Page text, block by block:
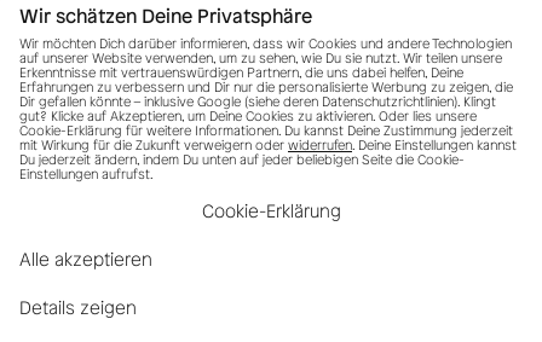
Wir schätzen Deine Privatsphäre
Wir möchten Dich darüber informieren, dass wir Cookies und andere Technologien
auf unserer Website verwenden, um zu sehen, wie Du sie nutzt. Wir teilen unsere
Erkenntnisse mit vertrauenswürdigen Partnern, die uns dabei helfen, Deine
Erfahrungen zu verbessern und Dir nur die personalisierte Werbung zu zeigen, die
Dir gefallen könnte – inklusive Google (siehe deren Datenschutzrichtlinien). Klingt
gut? Klicke auf Akzeptieren, um Deine Cookies zu aktivieren. Oder lies unsere
Cookie-Erklärung für weitere Informationen. Du kannst Deine Zustimmung jederzeit
mit Wirkung für die Zukunft verweigern oder widerrufen . Deine Einstellungen kannst
Du jederzeit ändern, indem Du unten auf jeder beliebigen Seite die Cookie-
Einstellungen aufrufst.
Cookie-Erklärung
Alle akzeptieren
Details zeigen